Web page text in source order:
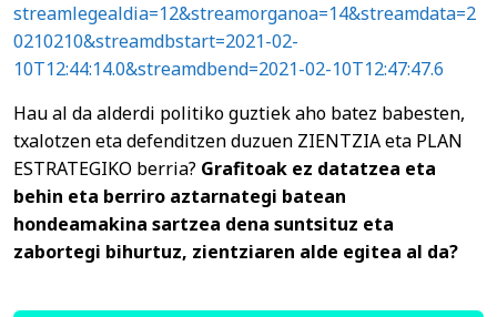
streamlegealdia=12&streamorganoa=14&streamdata=2
0210210&streamdbstart=2021-02-
10T12:44:14.0&streamdbend=2021-02-10T12:47:47.6
Hau al da alderdi politiko guztiek aho batez babesten,
txalotzen eta defenditzen duzuen ZIENTZIA eta PLAN
ESTRATEGIKO berria? Grafitoak ez datatzea eta
behin eta berriro aztarnategi batean
hondeamakina sartzea dena suntsituz eta
zabortegi bihurtuz, zientziaren alde egitea al da?